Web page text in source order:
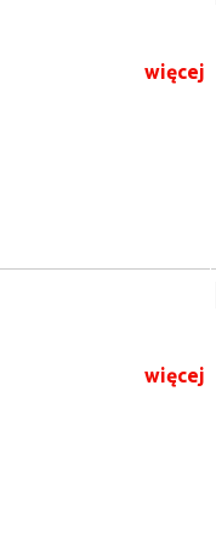
więcej
więcej